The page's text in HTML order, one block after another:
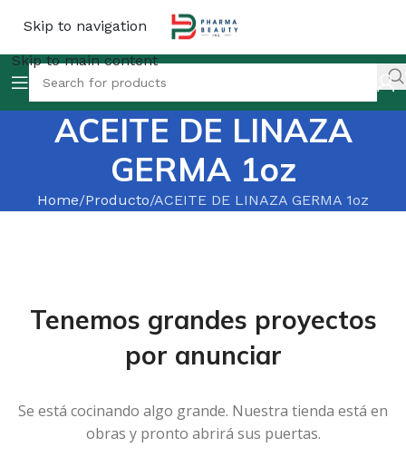
Skip to navigation
Skip to main content
ACEITE DE LINAZA
GERMA 1oz
Home Producto ACEITE DE LINAZA GERMA 1oz
Tenemos grandes proyectos
por anunciar
Se está cocinando algo grande. Nuestra tienda está en
obras y pronto abrirá sus puertas.